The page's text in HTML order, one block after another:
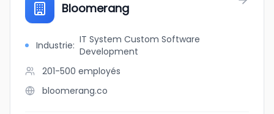
Bloomerang
Industrie: IT System Custom Software
Development
201-500 employés
bloomerang.co